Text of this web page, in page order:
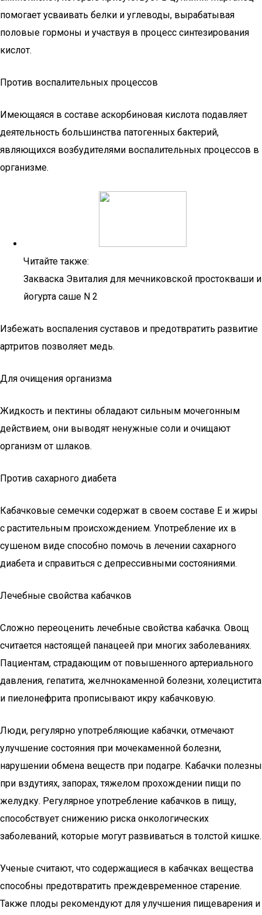
помогает усваивать белки и углеводы, вырабатывая
половые гормоны и участвуя в процесс синтезирования
кислот.
Против воспалительных процессов
Имеющаяся в составе аскорбиновая кислота подавляет
деятельность большинства патогенных бактерий,
являющихся возбудителями воспалительных процессов в
организме.
Читайте также:
Закваска Эвиталия для мечниковской простокваши и
йогурта саше N 2
Избежать воспаления суставов и предотвратить развитие
артритов позволяет медь.
Для очищения организма
Жидкость и пектины обладают сильным мочегонным
действием, они выводят ненужные соли и очищают
организм от шлаков.
Против сахарного диабета
Кабачковые семечки содержат в своем составе Е и жиры
с растительным происхождением. Употребление их в
сушеном виде способно помочь в лечении сахарного
диабета и справиться с депрессивными состояниями.
Лечебные свойства кабачков
Сложно переоценить лечебные свойства кабачка. Овощ
считается настоящей панацеей при многих заболеваниях.
Пациентам, страдающим от повышенного артериального
давления, гепатита, желчнокаменной болезни, холецистита
и пиелонефрита прописывают икру кабачковую.
Люди, регулярно употребляющие кабачки, отмечают
улучшение состояния при мочекаменной болезни,
нарушении обмена веществ при подагре. Кабачки полезны
при вздутиях, запорах, тяжелом прохождении пищи по
желудку. Регулярное употребление кабачков в пищу,
способствует снижению риска онкологических
заболеваний, которые могут развиваться в толстой кишке.
Ученые считают, что содержащиеся в кабачках вещества
способны предотвратить преждевременное старение.
Также плоды рекомендуют для улучшения пищеварения и